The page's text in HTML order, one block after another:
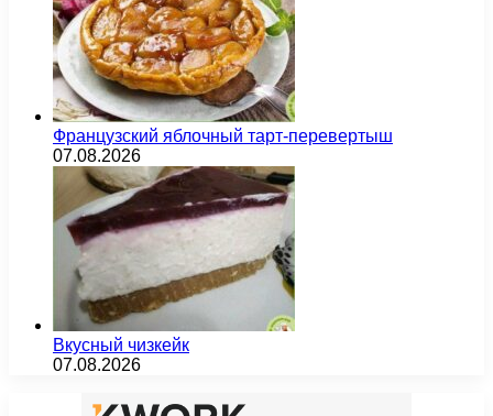
Французский яблочный тарт-перевертыш
07.08.2026
Вкусный чизкейк
07.08.2026